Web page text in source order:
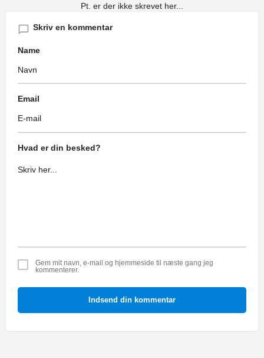
Pt. er der ikke skrevet her...
Skriv en kommentar
Name
Email
Hvad er din besked?
Gem mit navn, e-mail og hjemmeside til næste gang jeg
kommenterer.
Indsend din kommentar